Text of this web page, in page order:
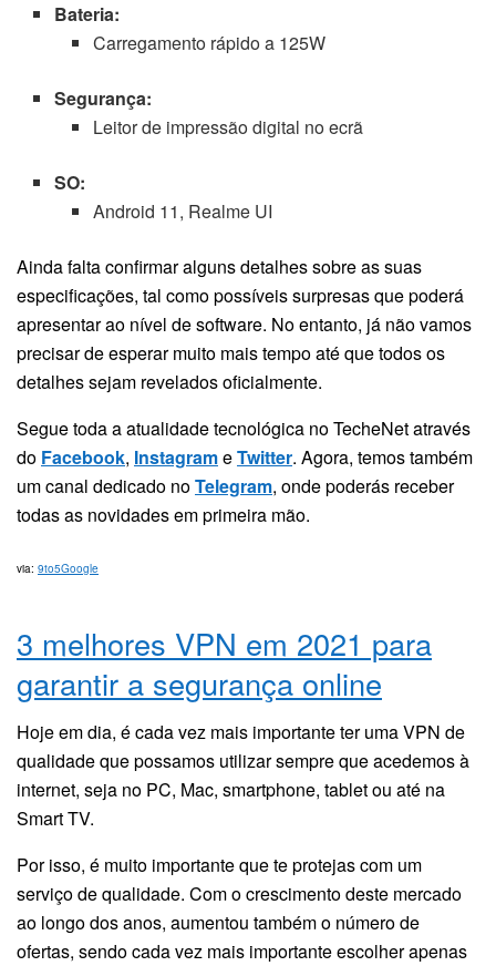
Bateria:
Carregamento rápido a 125W
Segurança:
Leitor de impressão digital no ecrã
SO:
Android 11, Realme UI
Ainda falta confirmar alguns detalhes sobre as suas
especificações, tal como possíveis surpresas que poderá
apresentar ao nível de software. No entanto, já não vamos
precisar de esperar muito mais tempo até que todos os
detalhes sejam revelados oficialmente.
Segue toda a atualidade tecnológica no TecheNet através
do Facebook, InstagrameTwitter. Agora, temos também
um canal dedicado noTelegram, onde poderás receber
todas as novidades em primeira mão.
via: 9to5Google
3 melhores VPN em 2021 para
garantir a segurança online
Hoje em dia, é cada vez mais importante ter uma VPN de
qualidade que possamos utilizar sempre que acedemos à
internet, seja no PC, Mac, smartphone, tablet ou até na
Smart TV.
Por isso, é muito importante que te protejas com um
serviço de qualidade. Com o crescimento deste mercado
ao longo dos anos, aumentou também o número de
ofertas, sendo cada vez mais importante escolher apenas